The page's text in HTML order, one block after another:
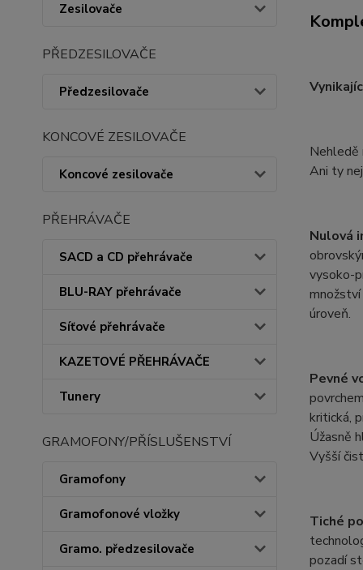
Zesilovače
PŘEDZESILOVAČE
Předzesilovače
KONCOVÉ ZESILOVAČE
Koncové zesilovače
PŘEHRÁVAČE
SACD a CD přehrávače
BLU-RAY přehrávače
Síťové přehrávače
KAZETOVÉ PŘEHRÁVAČE
Tunery
GRAMOFONY/PŘÍSLUŠENSTVÍ
Gramofony
Gramofonové vložky
Gramo. předzesilovače
Nehledě
Ani ty
Nulová
vysoko-
úroveň.
Pevné
kritická,
Úžasně
Vyšší
Tiché
pozadí